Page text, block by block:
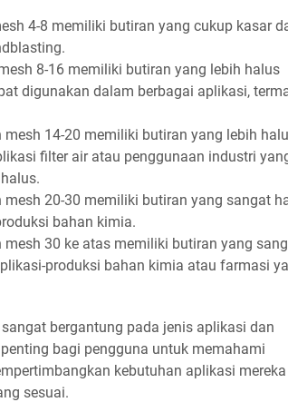
4-8 memiliki butiran yang cukup kasar
8-16 memiliki butiran yang lebih halus
digunakan dalam berbagai aplikasi,
mesh 14-20 memiliki butiran yang lebih
filter air atau penggunaan industri
mesh 20-30 memiliki butiran yang sangat
bahan kimia.
mesh 30 ke atas memiliki butiran yang
produksi bahan kimia atau farmasi
bergantung pada jenis aplikasi dan
bagi pengguna untuk memahami
kebutuhan aplikasi mereka
sesuai.